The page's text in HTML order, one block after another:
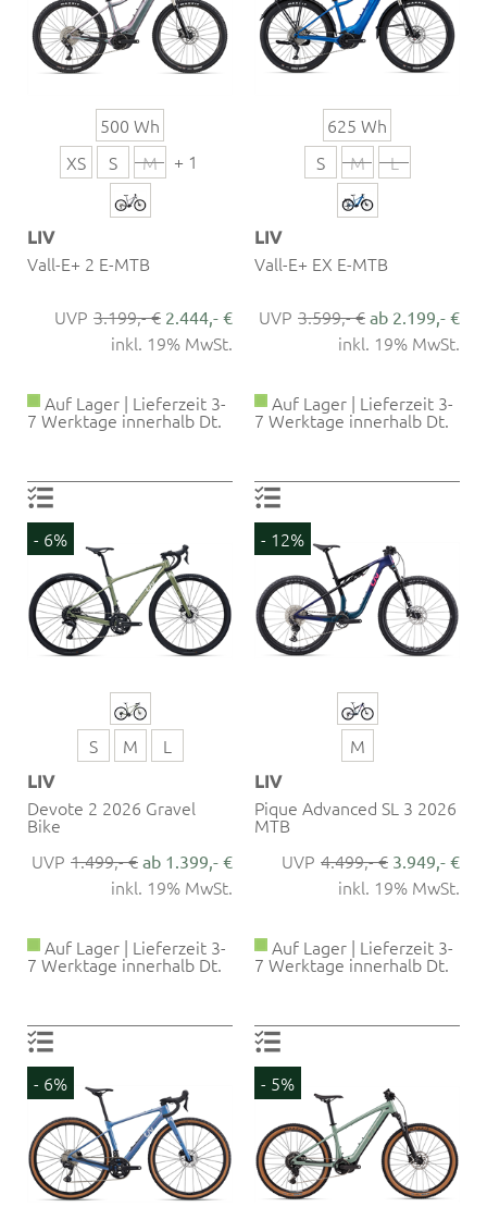
500 Wh
XS
S M + 1
LIV
Vall-E+ 2 E-MTB
3.199,- € 2.444,- €
inkl. 19% MwSt.
Auf Lager | Lieferzeit 3-
7 Werktage innerhalb Dt.
625 Wh
S
M L
LIV
Vall-E+ EX E-MTB
3.599,- € ab 2.199,- €
inkl. 19% MwSt.
Auf Lager | Lieferzeit 3-
7 Werktage innerhalb Dt.
- 6%
S M
L
LIV
Devote 2 2026 Gravel
Bike
1.499,- € ab 1.399,- €
inkl. 19% MwSt.
Auf Lager | Lieferzeit 3-
7 Werktage innerhalb Dt.
- 12%
M
LIV
Pique Advanced SL 3 2026
MTB
4.499,- € 3.949,- €
inkl. 19% MwSt.
Auf Lager | Lieferzeit 3-
7 Werktage innerhalb Dt.
- 6% - 5%